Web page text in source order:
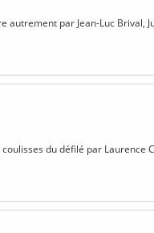
autrement par Jean-Luc Brival,
du défilé par Laurence